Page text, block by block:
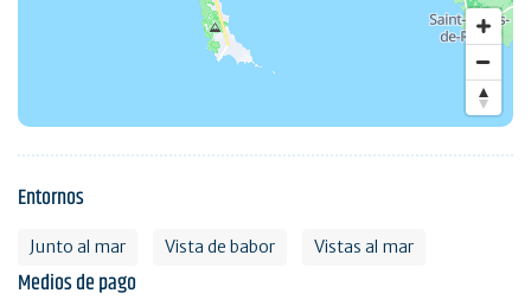
Entornos
Junto al mar Vista de babor Vistas al mar
Medios de pago